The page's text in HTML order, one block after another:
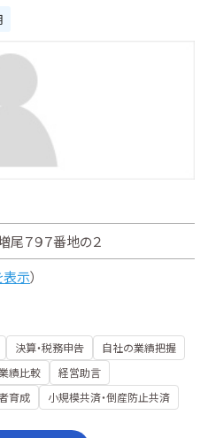
７９７番地の２
示）
決算・税務申告
自社の業績把握
績比較
経営助言
育成 小規模共済・倒産防止共済